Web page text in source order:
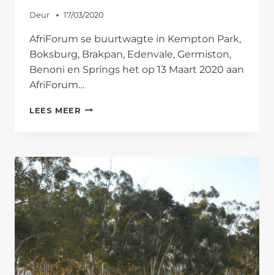
Deur 17/03/2020
AfriForum se buurtwagte in Kempton Park,
Boksburg, Brakpan, Edenvale, Germiston,
Benoni en Springs het op 13 Maart 2020 aan
AfriForum…
LEES MEER AFRIFORUM
NEEM
DEEL
AAN
NASIONALE
PATROLLIE